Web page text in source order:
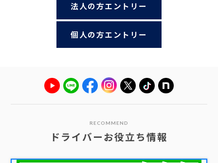
法人の方エントリー
個人の方エントリー
RECOMMEND
ドライバーお役立ち情報